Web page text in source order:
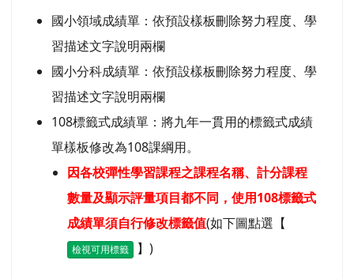
國小領域成績單：依預設樣板刪除努力程度、學
習描述文字說明兩欄
國小分科成績單：依預設樣板刪除努力程度、學
習描述文字說明兩欄
108標籤式成績單：將九年一貫用的標籤式成績
單樣板修改為108課綱用。
因各校彈性學習課程之課程名稱、計分課程
數量及顯示評量項目都不同，使用108標籤式
成績單須自行修改標籤值(如下圖點選【
檢視可用標籤 】)